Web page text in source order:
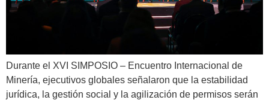
Durante el XVI SIMPOSIO – Encuentro Internacional de
Minería, ejecutivos globales señalaron que la estabilidad
jurídica, la gestión social y la agilización de permisos serán